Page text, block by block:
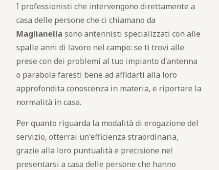
I professionisti che intervengono direttamente a
casa delle persone che ci chiamano da
Maglianella sono antennisti specializzati con alle
spalle anni di lavoro nel campo: se ti trovi alle
prese con dei problemi al tuo impianto d'antenna
o parabola faresti bene ad affidarti alla loro
approfondita conoscenza in materia, e riportare la
normalità in casa.
Per quanto riguarda la modalità di erogazione del
servizio, otterrai un'efficienza straordinaria,
grazie alla loro puntualità e precisione nel
presentarsi a casa delle persone che hanno